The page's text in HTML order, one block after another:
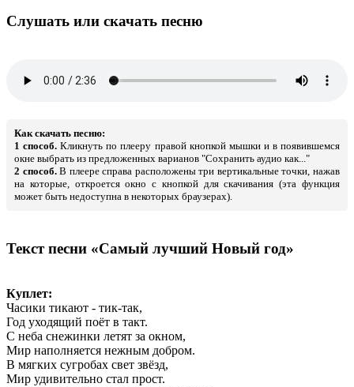
Слушать или скачать песню
Как скачать песню:
1 способ. Кликнуть по плееру правой кнопкой мышки и в появившемся
окне выбрать из предложенных варианов "Сохранить аудио как..."
2 способ.В плеере справа расположены три вертикальные точки, нажав
на которые, откроется окно с кнопкой для скачивания (эта функция
может быть недоступна в некоторых браузерах).
Текст песни «Самый лучший Новый год»
Куплет:
Часики тикают - тик-так,
Год уходящий поёт в такт.
С неба снежинки летят за окном,
Мир наполняется нежным добром.
В мягких сугробах свет звёзд,
Мир удивительно стал прост.